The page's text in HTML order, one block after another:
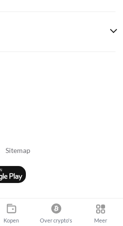
Sitemap
Kopen Over crypto's Meer